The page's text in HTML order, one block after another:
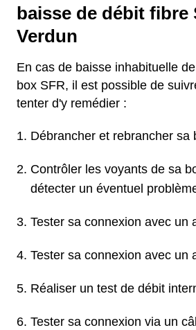
baisse de débit fibre
Verdun
En cas de baisse inhabituelle
box SFR, il est possible de
tenter d'y remédier :
Débrancher et rebrancher sa
Contrôler les voyants de sa
détecter un éventuel
Tester sa connexion avec un
Tester sa connexion avec un
Réaliser un test de débit
Tester sa connexion via un